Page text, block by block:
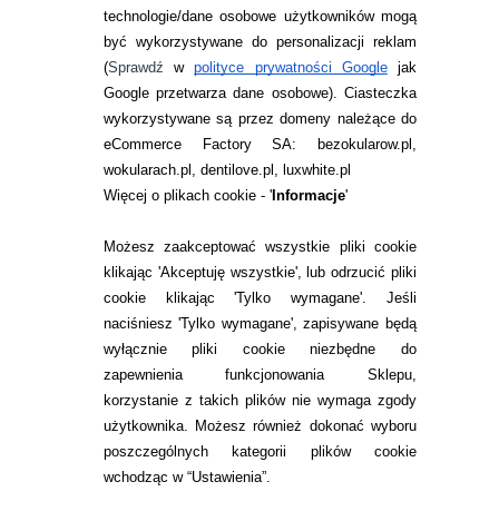
technologie/dane osobowe użytkowników mogą
być wykorzystywane do personalizacji reklam
(Sprawdźwpolityce prywatności Googlejak
Google przetwarza dane osobowe). Ciasteczka
wykorzystywane są przez domeny należące do
eCommerce Factory SA: bezokularow.pl,
wokularach.pl, dentilove.pl, luxwhite.pl
Więcej o plikach cookie - 'Informacje'
Możesz zaakceptować wszystkie pliki cookie
klikając 'Akceptuję wszystkie', lub odrzucić pliki
cookie klikając 'Tylko wymagane'. Jeśli
naciśniesz 'Tylko wymagane', zapisywane będą
wyłącznie pliki cookie niezbędne do
zapewnienia funkcjonowania Sklepu,
korzystanie z takich plików nie wymaga zgody
użytkownika. Możesz również dokonać wyboru
poszczególnych kategorii plików cookie
wchodząc w “Ustawienia”.
JAK ZAMAWIAĆ?
ZWROTY I REKLAMACJA
WARUNKI ZAKUPÓW
RANKINGI SOCZEWEK
SOCZEWKI KOLOROWE
Zwrot (odstąpienie od umowy)
ZMIEŃ USTAWIENIA ZGODY NA CIASTECZKA
KONTAKT
telefon:
22 113 44 42
telefon:
732 08 08 72